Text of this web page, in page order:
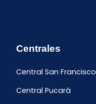
Centrales
Central San Francisco
Central Pucará